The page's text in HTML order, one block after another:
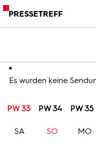
PRESSETREFF
Es wurden keine
PW 33 PW 34 PW 35
SA SO MO